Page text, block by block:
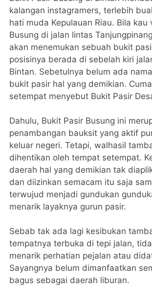
kalangan instagramers, terlebih
hati muda Kepulauan Riau. Bila kau
Busung di jalan lintas
akan menemukan sebuah bukit
posisinya berada di sebelah kiri
Bintan. Sebetulnya belum ada
bukit pasir hal yang demikian.
setempat menyebut Bukit Pasir
Dahulu, Bukit Pasir Busung ini
penambangan bauksit yang aktif
keluar negeri. Tetapi, walhasil
dihentikan oleh tempat setempat.
daerah hal yang demikian tak
dan diizinkan semacam itu saja
terwujud menjadi gundukan
menarik layaknya gurun pasir.
Sebab tak ada lagi kesibukan
tempatnya terbuka di tepi jalan,
menarik perhatian pejalan atau
Sayangnya belum dimanfaatkan
bagus sebagai daerah liburan.